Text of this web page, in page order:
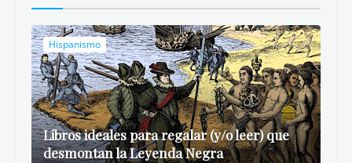
Hispanismo
Libros ideales para regalar (y/o leer) que
desmontan la Leyenda Negra